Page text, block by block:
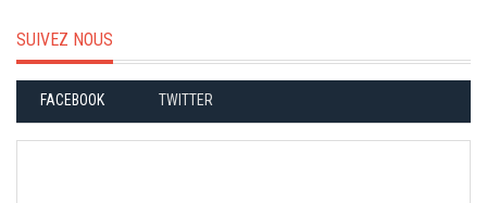
SUIVEZ NOUS
FACEBOOK TWITTER